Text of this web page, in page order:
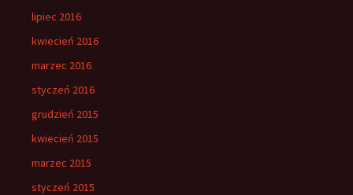
lipiec 2016
kwiecień 2016
marzec 2016
styczeń 2016
grudzień 2015
kwiecień 2015
marzec 2015
styczeń 2015